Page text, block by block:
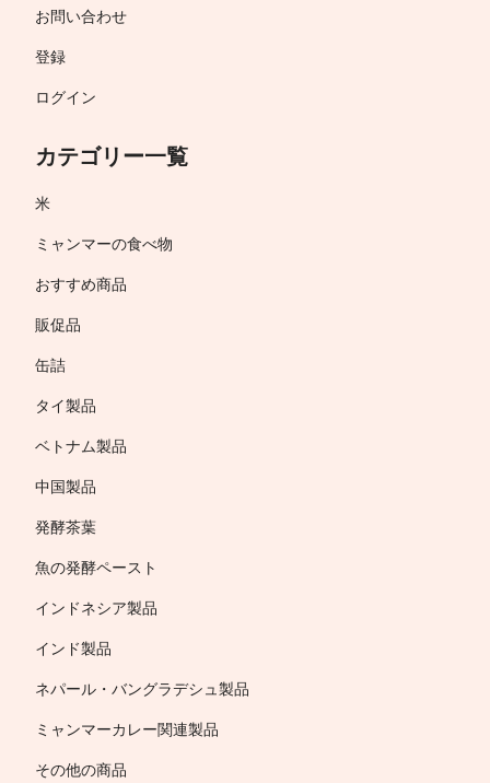
お問い合わせ
登録
ログイン
カテゴリー一覧
米
ミャンマーの食べ物
おすすめ商品
販促品
缶詰
タイ製品
ベトナム製品
中国製品
発酵茶葉
魚の発酵ペースト
インドネシア製品
インド製品
ネパール・バングラデシュ製品
ミャンマーカレー関連製品
その他の商品